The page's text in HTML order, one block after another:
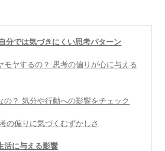
分では気づきにくい思考パターン
モヤするの？ 思考の偏りが心に与える
の？ 気分や行動への影響をチェック
の偏りに気づくむずかしさ
活に与える影響